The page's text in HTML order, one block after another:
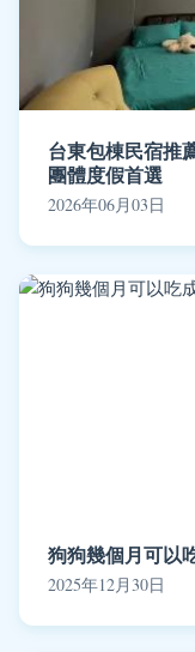
台東包棟民宿推
團體度假首選
2026年06月03日
狗狗幾個月可以
2025年12月30日